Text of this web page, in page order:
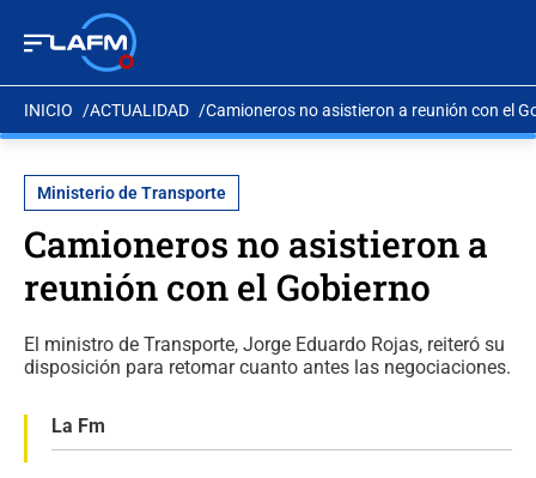
INICIO ACTUALIDAD Camioneros no asistieron a reunión con el
Ministerio de Transporte
Camioneros no asistieron a
reunión con el Gobierno
El ministro de Transporte, Jorge Eduardo Rojas, reiteró su
disposición para retomar cuanto antes las negociaciones.
La Fm